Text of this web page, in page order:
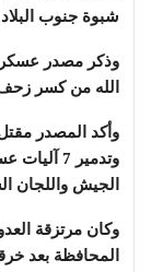
شبوة جنوب
وذكر مصدر
الله من كسر
وتدمير 7
الجيش واللجان
وكان مرتزقة
المحافظة بعد